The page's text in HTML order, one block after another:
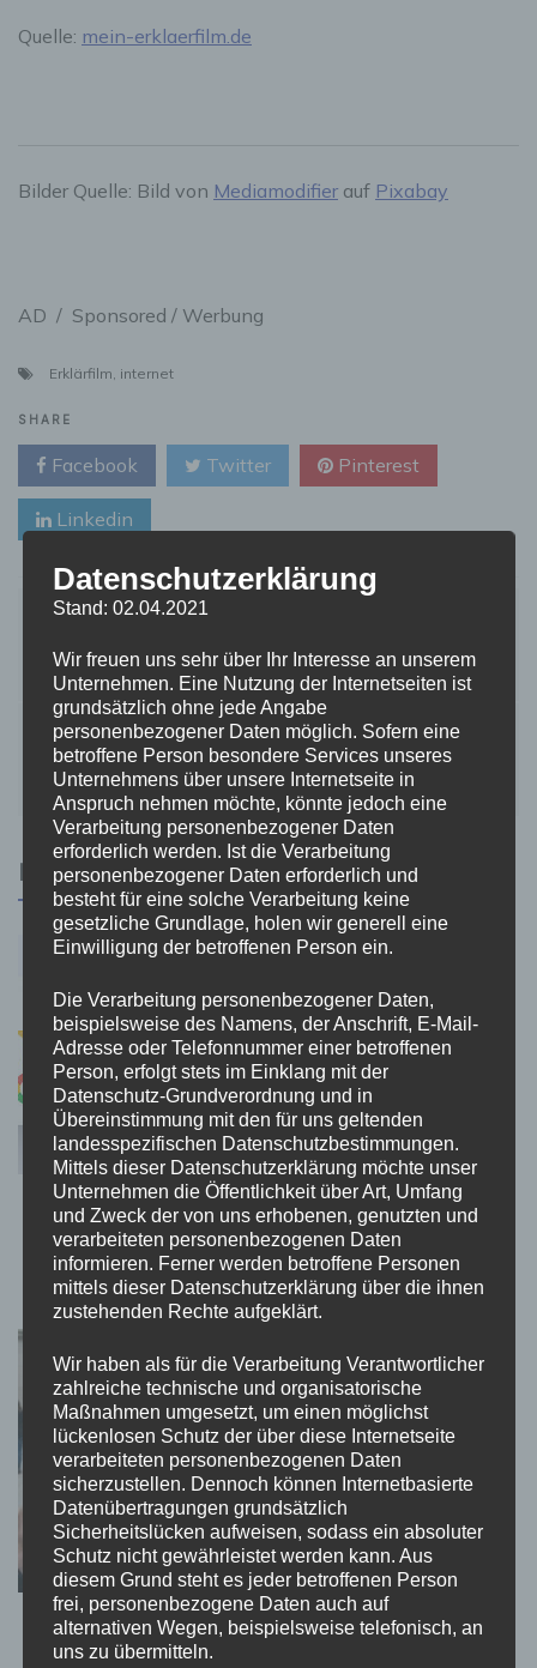
Quelle: mein-erklaerfilm.de
Bilder Quelle: Bild von Mediamodifier auf Pixabay
AD / Sponsored / Werbung
Erklärfilm, internet
SHARE
Facebook Twitter Pinterest
Linkedin
Beitragsnavigation
Erfahrung fernab des Alltags
Cobots in kleinen und mittelständischen
Unternehmen
RELATED POSTS
Google-Bewertungen beeinflussen die
Wahrnehmung eines Unternehmens
7. August 2026
Ein virtueller Rundgang schafft Vertrauen
Datenschutzerklärung
Stand: 02.04.2021
Wir freuen uns sehr über Ihr Interesse an unserem
Unternehmen. Eine Nutzung der Internetseiten ist
grundsätzlich ohne jede Angabe
personenbezogener Daten möglich. Sofern eine
betroffene Person besondere Services unseres
Unternehmens über unsere Internetseite in
Anspruch nehmen möchte, könnte jedoch eine
Verarbeitung personenbezogener Daten
erforderlich werden. Ist die Verarbeitung
personenbezogener Daten erforderlich und
besteht für eine solche Verarbeitung keine
gesetzliche Grundlage, holen wir generell eine
Einwilligung der betroffenen Person ein.
Die Verarbeitung personenbezogener Daten,
beispielsweise des Namens, der Anschrift, E-Mail-
Adresse oder Telefonnummer einer betroffenen
Person, erfolgt stets im Einklang mit der
Datenschutz-Grundverordnung und in
Übereinstimmung mit den für uns geltenden
landesspezifischen Datenschutzbestimmungen.
Mittels dieser Datenschutzerklärung möchte unser
Unternehmen die Öffentlichkeit über Art, Umfang
und Zweck der von uns erhobenen, genutzten und
verarbeiteten personenbezogenen Daten
informieren. Ferner werden betroffene Personen
mittels dieser Datenschutzerklärung über die ihnen
zustehenden Rechte aufgeklärt.
Wir haben als für die Verarbeitung Verantwortlicher
zahlreiche technische und organisatorische
Maßnahmen umgesetzt, um einen möglichst
lückenlosen Schutz der über diese Internetseite
verarbeiteten personenbezogenen Daten
sicherzustellen. Dennoch können Internetbasierte
Datenübertragungen grundsätzlich
Sicherheitslücken aufweisen, sodass ein absoluter
Schutz nicht gewährleistet werden kann. Aus
diesem Grund steht es jeder betroffenen Person
frei, personenbezogene Daten auch auf
alternativen Wegen, beispielsweise telefonisch, an
uns zu übermitteln.